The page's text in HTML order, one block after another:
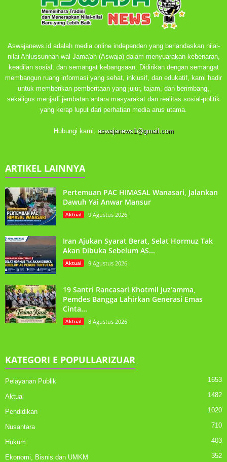
Aswajanews.id adalah media online independen yang berlandaskan nilai-
nilai Ahlussunnah wal Jama'ah (Aswaja) dalam menyuarakan kebenaran,
keadilan sosial, dan semangat kebangsaan. Didirikan dengan semangat
membangun ruang informasi yang sehat, inklusif, dan edukatif, kami hadir
untuk memberikan pemberitaan yang jujur, tajam, dan berimbang,
sekaligus menjadi jembatan antara masyarakat dan realitas sosial-politik
yang kerap luput dari perhatian media arus utama.
Hubungi kami: aswajanews1@gmail.com
ARTIKEL LAINNYA
Pertemuan PAC HIMASAL Wanasari, Jalankan
Dawuh Yai Anwar Mansur
Aktual 9 Agustus 2026
Iran Ajukan Syarat Berat, Selat Hormuz Tak
Akan Dibuka Sebelum AS...
Aktual 9 Agustus 2026
19 Santri Rancasari Khotmil Juz’amma,
Pemdes Bangga Lahirkan Generasi Emas
Cinta...
Aktual 8 Agustus 2026
KATEGORI E POPULLARIZUAR
Pelayanan Publik 1653
Aktual 1482
Pendidikan 1020
Nusantara 710
Hukum 403
Ekonomi, Bisnis dan UMKM 352